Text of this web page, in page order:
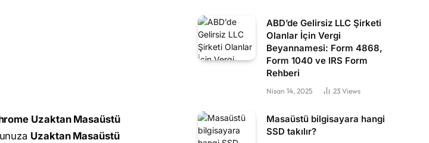
Uzaktan Masaüstü
Uzaktan Masaüstü
ABD’de Gelirsiz LLC Şirketi
Olanlar İçin Vergi
Beyannamesi: Form 4868,
Form 1040 ve IRS Form
Rehberi
Nisan 14, 2025 23 Views
Masaüstü bilgisayara hangi
SSD takılır?